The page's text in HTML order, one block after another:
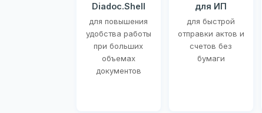
Diadoc.Shell
для повышения
удобства работы
при больших
объемах
документов
для ИП
для быстрой
отправки актов и
счетов без
бумаги